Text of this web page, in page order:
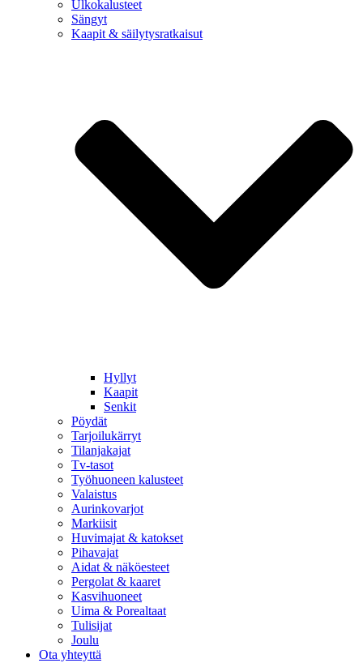
Ulkokalusteet
Sängyt
Kaapit & säilytysratkaisut
Hyllyt
Kaapit
Senkit
Pöydät
Tarjoilukärryt
Tilanjakajat
Tv-tasot
Työhuoneen kalusteet
Valaistus
Aurinkovarjot
Markiisit
Huvimajat & katokset
Pihavajat
Aidat & näköesteet
Pergolat & kaaret
Kasvihuoneet
Uima & Porealtaat
Tulisijat
Joulu
Ota yhteyttä